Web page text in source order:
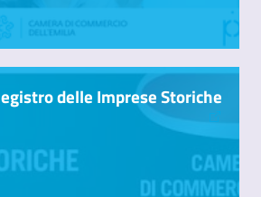
delle Imprese Storiche